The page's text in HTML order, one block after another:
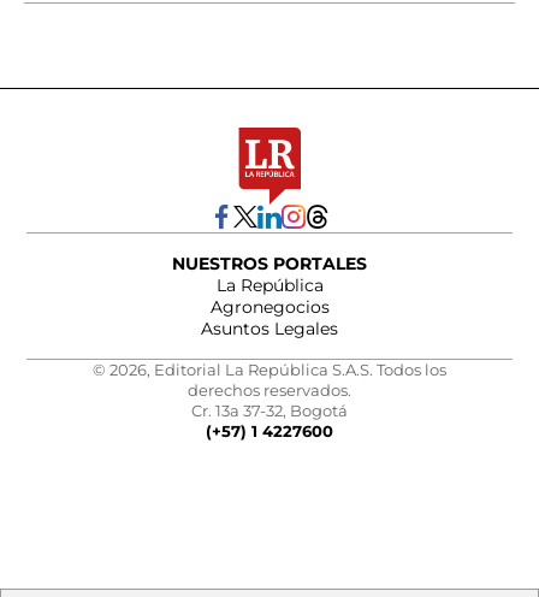
NUESTROS PORTALES
La República
Agronegocios
Asuntos Legales
© 2026, Editorial La República S.A.S. Todos los
derechos reservados.
Cr. 13a 37-32, Bogotá
(+57) 1 4227600